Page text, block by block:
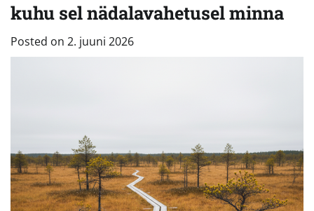
kuhu sel nädalavahetusel minna
Posted on 2. juuni 2026